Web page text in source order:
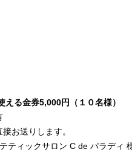
る金券5,000円（１０名様）
お送りします。
ティックサロン C de パラディ